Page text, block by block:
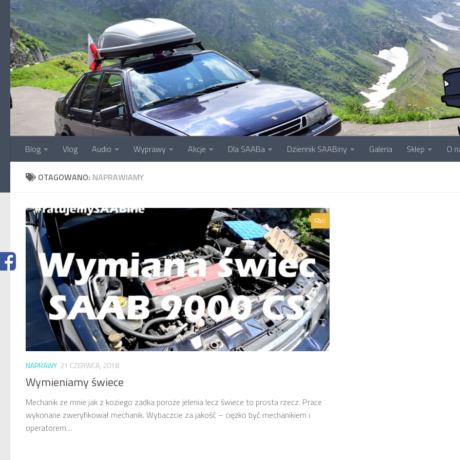
Przejdź do treści
Blog Vlog Audio Wyprawy Akcje Dla SAABa Dziennik SAABiny Galeria Sklep O
OTAGOWANO: NAPRAWIAMY
0
NAPRAWY 21 CZERWCA, 2018
Wymieniamy świece
Mechanik ze mnie jak z koziego zadka poroże jelenia lecz świece to prosta rzecz. Prace
wykonane zweryfikował mechanik. Wybaczcie za jakość – ciężko być mechanikiem i
operatorem…